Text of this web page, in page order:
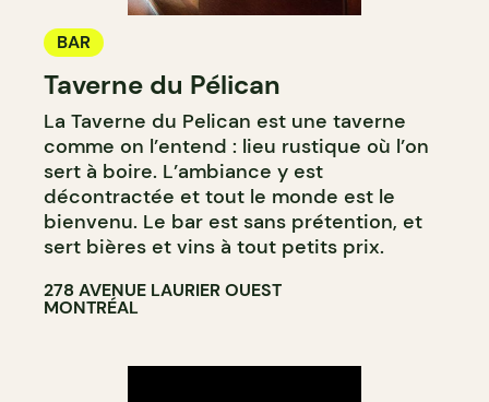
BAR
Taverne du Pélican
La Taverne du Pelican est une taverne
comme on l’entend : lieu rustique où l’on
sert à boire. L’ambiance y est
décontractée et tout le monde est le
bienvenu. Le bar est sans prétention, et
sert bières et vins à tout petits prix.
278 AVENUE LAURIER OUEST
MONTRÉAL